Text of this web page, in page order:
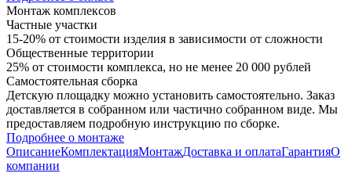
Монтаж комплексов
Частные участки
15-20% от стоимости изделия в зависимости от сложности
Общественные территории
25% от стоимости комплекса, но не менее 20 000 рублей
Самостоятельная сборка
Детскую площадку можно установить самостоятельно. Заказ
доставляется в собранном или частично собранном виде. Мы
предоставляем подробную инструкцию по сборке.
Подробнее о монтаже
ОписаниеКомплектацияМонтажДоставка и оплатаГарантияО
компании